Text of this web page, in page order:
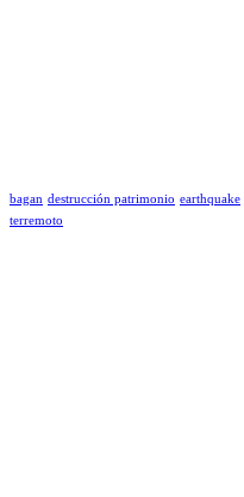
bagan destrucción patrimonio earthquake
terremoto